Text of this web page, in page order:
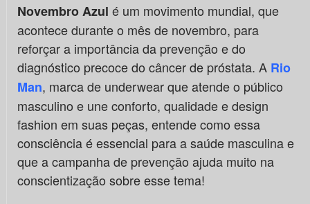
Novembro Azul é um movimento mundial, que
acontece durante o mês de novembro, para
reforçar a importância da prevenção e do
diagnóstico precoce do câncer de próstata. A Rio
Man, marca de underwear que atende o público
masculino e une conforto, qualidade e design
fashion em suas peças, entende como essa
consciência é essencial para a saúde masculina e
que a campanha de prevenção ajuda muito na
conscientização sobre esse tema!